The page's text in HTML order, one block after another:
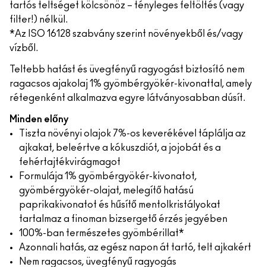
tartós teltséget kölcsönöz – tényleges feltöltés (vagy
filter!) nélkül.
*Az ISO 16128 szabvány szerint növényekből és/vagy
vízből.
Teltebb hatást és üvegfényű ragyogást biztosító nem
ragacsos ajakolaj 1% gyömbérgyökér-kivonattal, amely
rétegenként alkalmazva egyre látványosabban dúsít.
Minden előny
Tiszta növényi olajok 7%-os keverékével táplálja az
ajkakat, beleértve a kókuszdiót, a jojobát és a
fehértajtékvirágmagot
Formulája 1% gyömbérgyökér-kivonatot,
gyömbérgyökér-olajat, melegítő hatású
paprikakivonatot és hűsítő mentolkristályokat
tartalmaz a finoman bizsergető érzés jegyében
100%-ban természetes gyömbérillat*
Azonnali hatás, az egész napon át tartó, telt ajkakért
Nem ragacsos, üvegfényű ragyogás